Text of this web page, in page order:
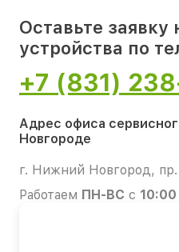
Оставьте
устройства по
+7 (831)
Адрес офиса
Новгороде
г. Нижний Новгород, пр.
Работаем ПН-ВС с 10:00